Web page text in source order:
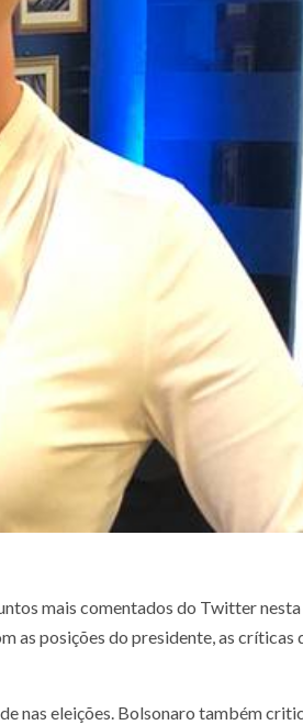
mais comentados do Twitter
as posições do presidente, as
nas eleições. Bolsonaro também